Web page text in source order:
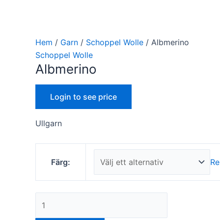
Hem / Garn / Schoppel Wolle / Albmerino
Schoppel Wolle
Albmerino
Login to see price
Ullgarn
Färg:
Dessa kakor
går inte att
välja bort. De
behövs för
Statistik